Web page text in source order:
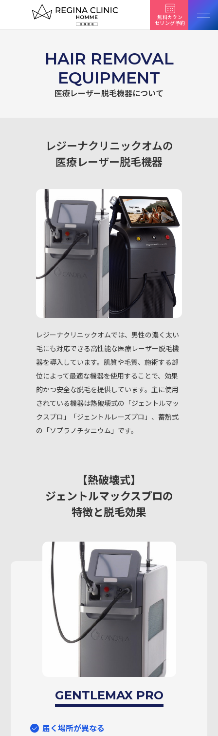
無料カウン
セリング予約
トップページ
脱毛料金一覧
クリニック一覧
よくある質問
採用情報
レディース脱毛はこちら
無料カウンセリング予約
すでにご契約がある方へ
HAIR REMOVAL
EQUIPMENT
医療レーザー脱毛機器について
レジーナクリニックオムの
医療レーザー脱毛機器
レジーナクリニックオムでは、男性の濃く太い
毛にも対応できる高性能な医療レーザー脱毛機
器を導入しています。肌質や毛質、施術する部
位によって最適な機器を使用することで、効果
的かつ安全な脱毛を提供しています。主に使用
されている機器は熱破壊式の「ジェントルマッ
クスプロ」「ジェントルレーズプロ」、蓄熱式
の「ソプラノチタニウム」です。
【熱破壊式】
ジェントルマックスプロの
特徴と脱毛効果
GENTLEMAX PRO
届く場所が異なる